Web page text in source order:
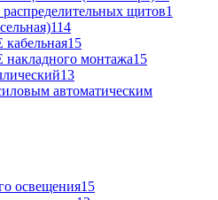
распределительных щитов1
114
кабельная15
накладного монтажа15
13
автоматическим
освещения15